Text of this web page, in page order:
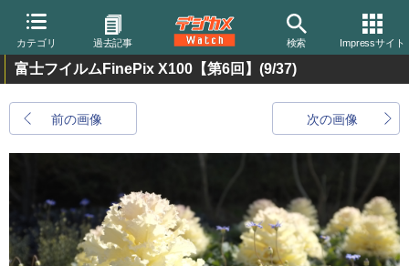
カテゴリ 過去記事 検索 Impressサイト
富士フイルムFinePix X100【第6回】 (9/37)
前の画像 次の画像